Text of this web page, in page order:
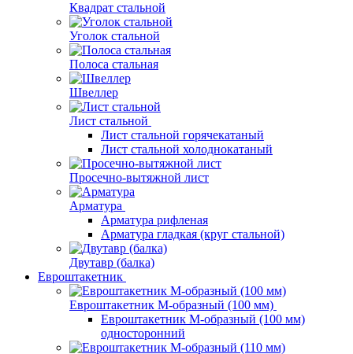
Квадрат стальной
Уголок стальной
Полоса стальная
Швеллер
Лист стальной
Лист стальной горячекатаный
Лист стальной холоднокатаный
Просечно-вытяжной лист
Арматура
Арматура рифленая
Арматура гладкая (круг стальной)
Двутавр (балка)
Евроштакетник
Евроштакетник М-образный (100 мм)
Евроштакетник М-образный (100 мм)
односторонний